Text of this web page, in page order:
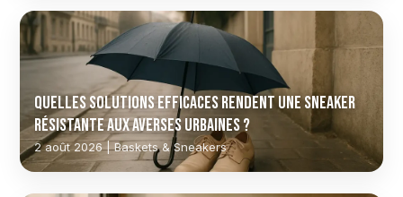
Quelles solutions efficaces rendent une sneaker
résistante aux averses urbaines ?
2 août 2026 | Baskets & Sneakers